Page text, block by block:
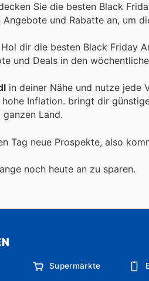
Sie die besten Black
und Rabatte an, um
dir die besten Black Friday
und Deals in den
in deiner Nähe und nutze jede
Inflation. bringt dir
Land.
Tag neue Prospekte, also
noch heute an zu sparen.
Supermärkte